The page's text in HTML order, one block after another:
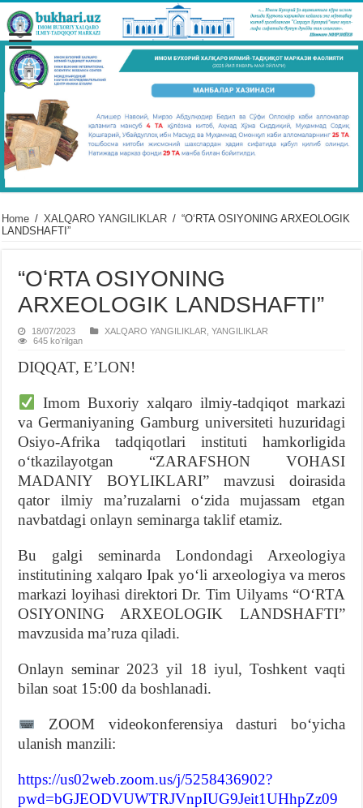
Home / XALQARO YANGILIKLAR / “OʻRTA OSIYONING ARXЕOLOGIK
LANDSHAFTI”
“OʻRTA OSIYONING
ARXЕOLOGIK LANDSHAFTI”
18/07/2023 XALQARO YANGILIKLAR ,YANGILIKLAR
645 koʻrilgan
DIQQAT, EʼLON!
Imom Buxoriy xalqaro ilmiy-tadqiqot markazi
va Germaniyaning Gamburg universiteti huzuridagi
Osiyo-Afrika tadqiqotlari instituti hamkorligida
oʻtkazilayotgan “ZARAFSHON VOHASI
MADANIY BOYLIKLARI” mavzusi doirasida
qator ilmiy maʼruzalarni oʻzida mujassam etgan
navbatdagi onlayn seminarga taklif etamiz.
Bu galgi seminarda Londondagi Arxeologiya
institutining xalqaro Ipak yoʻli arxeologiya va meros
markazi loyihasi direktori Dr. Tim Uilyams “OʻRTA
OSIYONING ARXЕOLOGIK LANDSHAFTI”
mavzusida maʼruza qiladi.
Onlayn seminar 2023 yil 18 iyul, Toshkent vaqti
bilan soat 15:00 da boshlanadi.
ZOOM videokonferensiya dasturi boʻyicha
ulanish manzili:
https://us02web.zoom.us/j/5258436902?
pwd=bGJEODVUWTRJVnpIUG9Jeit1UHhpZz09